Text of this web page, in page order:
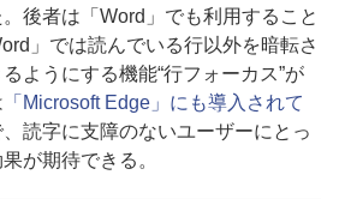
後者は「Word」でも利用すること
」では読んでいる行以外を暗転さ
ようにする機能“行フォーカス”が
「Microsoft Edge」にも導入されて
読字に支障のないユーザーにとっ
が期待できる。